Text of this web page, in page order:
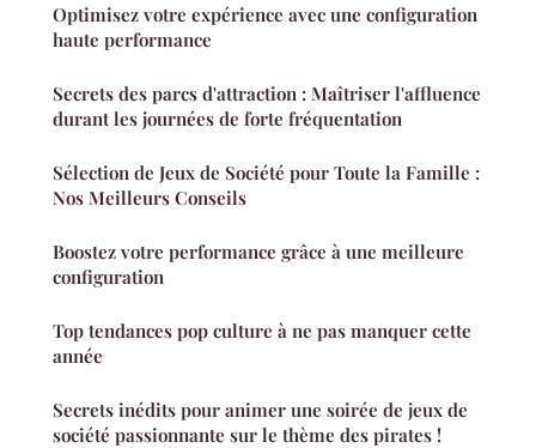
Optimisez votre expérience avec une configuration
haute performance
Secrets des parcs d'attraction : Maîtriser l'affluence
durant les journées de forte fréquentation
Sélection de Jeux de Société pour Toute la Famille :
Nos Meilleurs Conseils
Boostez votre performance grâce à une meilleure
configuration
Top tendances pop culture à ne pas manquer cette
année
Secrets inédits pour animer une soirée de jeux de
société passionnante sur le thème des pirates !